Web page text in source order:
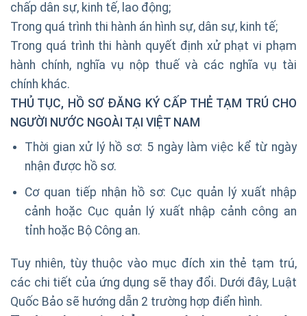
chấp dân sự, kinh tế, lao động;
Trong quá trình thi hành án hình sự, dân sự, kinh tế;
Trong quá trình thi hành quyết định xử phạt vi phạm
hành chính, nghĩa vụ nộp thuế và các nghĩa vụ tài
chính khác.
THỦ TỤC, HỒ SƠ ĐĂNG KÝ CẤP THẺ TẠM TRÚ CHO
NGƯỜI NƯỚC NGOÀI TẠI VIỆT NAM
Thời gian xử lý hồ sơ: 5 ngày làm việc kể từ ngày
nhận được hồ sơ.
Cơ quan tiếp nhận hồ sơ: Cục quản lý xuất nhập
cảnh hoặc Cục quản lý xuất nhập cảnh công an
tỉnh hoặc Bộ Công an.
Tuy nhiên, tùy thuộc vào mục đích xin thẻ tạm trú,
các chi tiết của ứng dụng sẽ thay đổi. Dưới đây, Luật
Quốc Bảo sẽ hướng dẫn 2 trường hợp điển hình.